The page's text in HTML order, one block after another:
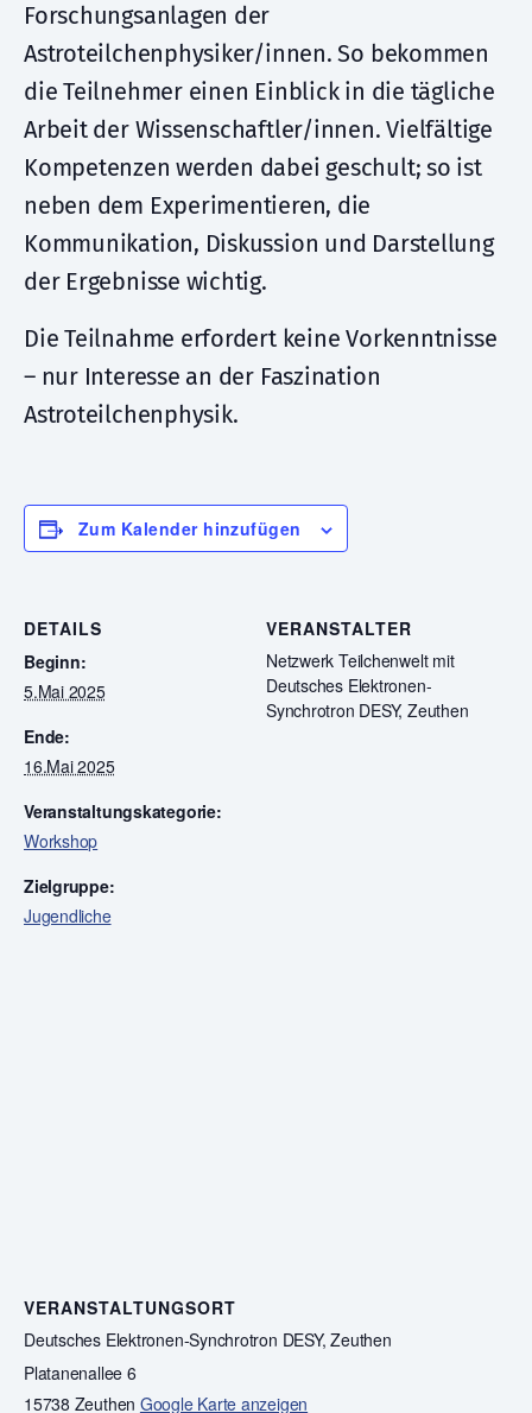
Forschungsanlagen der
Astroteilchenphysiker/innen. So bekommen
die Teilnehmer einen Einblick in die tägliche
Arbeit der Wissenschaftler/innen. Vielfältige
Kompetenzen werden dabei geschult; so ist
neben dem Experimentieren, die
Kommunikation, Diskussion und Darstellung
der Ergebnisse wichtig.
Die Teilnahme erfordert keine Vorkenntnisse
– nur Interesse an der Faszination
Astroteilchenphysik.
Zum Kalender hinzufügen
DETAILS
Beginn:
5.Mai 2025
Ende:
16.Mai 2025
Veranstaltungskategorie:
Workshop
Zielgruppe:
Jugendliche
VERANSTALTER
Netzwerk Teilchenwelt mit
Deutsches Elektronen-
Synchrotron DESY, Zeuthen
VERANSTALTUNGSORT
Deutsches Elektronen-Synchrotron DESY, Zeuthen
Platanenallee 6
15738 Zeuthen Google Karte anzeigen